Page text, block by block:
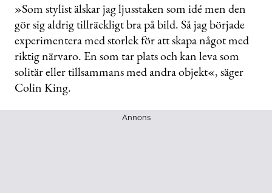
»Som stylist älskar jag ljusstaken som idé men den
gör sig aldrig tillräckligt bra på bild. Så jag började
experimentera med storlek för att skapa något med
riktig närvaro. En som tar plats och kan leva som
solitär eller tillsammans med andra objekt«, säger
Colin King.
Annons